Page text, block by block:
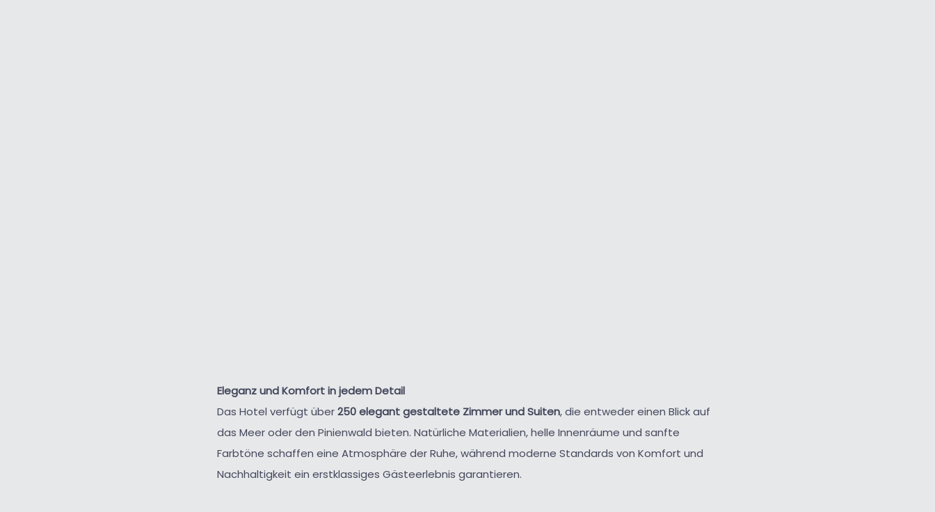
Eleganz und Komfort in jedem Detail
Das Hotel verfügt über250 elegant gestaltete Zimmer und Suiten, die entweder einen Blick auf
das Meer oder den Pinienwald bieten. Natürliche Materialien, helle Innenräume und sanfte
Farbtöne schaffen eine Atmosphäre der Ruhe, während moderne Standards von Komfort und
Nachhaltigkeit ein erstklassiges Gästeerlebnis garantieren.